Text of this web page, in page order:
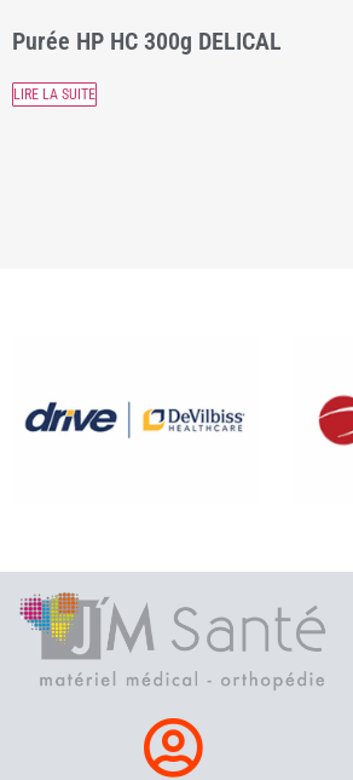
Purée HP HC 300g DELICAL
LIRE LA SUITE